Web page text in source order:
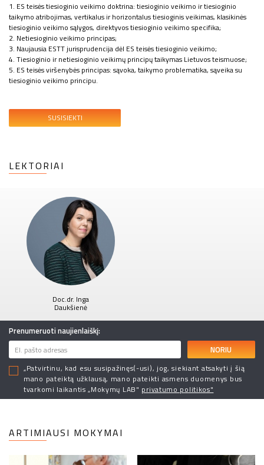
1. ES teisės tiesioginio veikimo doktrina: tiesioginio veikimo ir tiesioginio
taikymo atribojimas, vertikalus ir horizontalus tiesioginis veikimas, klasikinės
tiesioginio veikimo sąlygos, direktyvos tiesioginio veikimo specifika;
2. Netiesioginio veikimo principas;
3. Naujausia ESTT jurisprudencija dėl ES teisės tiesioginio veikimo;
4. Tiesioginio ir netiesioginio veikimų principų taikymas Lietuvos teismuose;
5. ES teisės viršenybės principas: sąvoka, taikymo problematika, sąveika su
tiesioginio veikimo principu.
SUSISIEKTI
LEKTORIAI
Doc.dr. Inga
Daukšienė
Prenumeruoti naujienlaiškį:
NORIU
„Patvirtinu, kad esu susipažinęs(-usi), jog, siekiant atsakyti į šią
mano pateiktą užklausą, mano pateikti asmens duomenys bus
tvarkomi laikantis „Mokymų LAB" privatumo politikos"
ARTIMIAUSI MOKYMAI